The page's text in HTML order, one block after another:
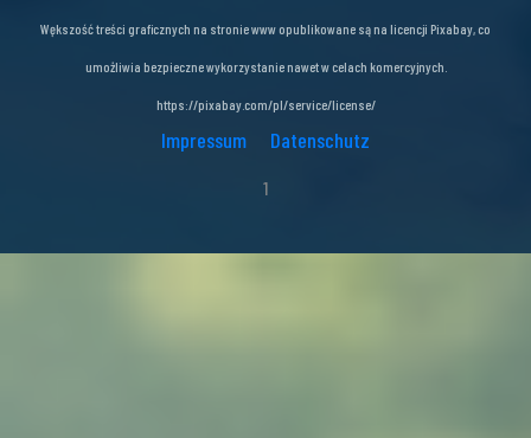
Wększość treści graficznych na stronie www opublikowane są na licencji Pixabay, co
umożliwia bezpieczne wykorzystanie nawet w celach komercyjnych.
https://pixabay.com/pl/service/license/
Impressum Datenschutz
1